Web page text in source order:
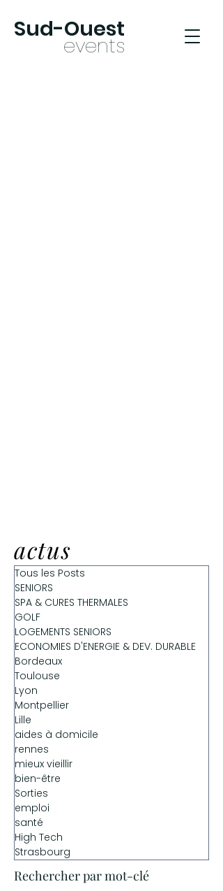
events
Sud-Ouest
actus
Tous les Posts
SENIORS
SPA & CURES THERMALES
GOLF
LOGEMENTS SENIORS
ECONOMIES D'ENERGIE & DEV. DURABLE
Bordeaux
Toulouse
Lyon
Montpellier
Lille
aides à domicile
rennes
mieux vieillir
bien-être
Sorties
emploi
santé
High Tech
Strasbourg
Rechercher par mot-clé